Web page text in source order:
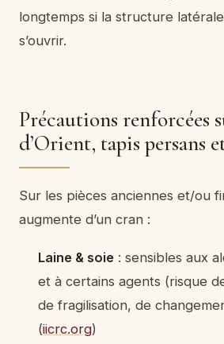
longtemps si la structure
s’ouvrir.
Précautions renforcées
d’Orient, tapis persans
Sur les pièces anciennes et/ou
augmente d’un cran :
Laine & soie: sensibles aux
et à certains agents (risque
de fragilisation, de
(iicrc.org)